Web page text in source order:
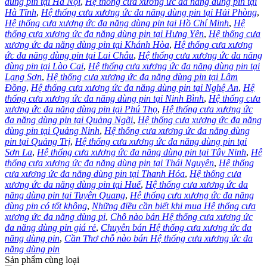
Hà Tĩnh, Hệ thống cưa xương ức đa năng dùng pin tại Hải Phòng,
Hệ thống cưa xương ức đa năng dùng pin tại Hồ Chí Minh, Hệ
thống cưa xương ức đa năng dùng pin tại Hưng Yên, Hệ thống cưa
xương ức đa năng dùng pin tại Khánh Hòa, Hệ thống cưa xương
ức đa năng dùng pin tại Lai Châu, Hệ thống cưa xương ức đa năng
dùng pin tại Lào Cai, Hệ thống cưa xương ức đa năng dùng pin tại
Lạng Sơn, Hệ thống cưa xương ức đa năng dùng pin tại Lâm
Đồng, Hệ thống cưa xương ức đa năng dùng pin tại Nghệ An, Hệ
thống cưa xương ức đa năng dùng pin tại Ninh Bình, Hệ thống cưa
xương ức đa năng dùng pin tại Phú Thọ, Hệ thống cưa xương ức
đa năng dùng pin tại Quảng Ngãi, Hệ thống cưa xương ức đa năng
dùng pin tại Quảng Ninh, Hệ thống cưa xương ức đa năng dùng
pin tại Quảng Trị, Hệ thống cưa xương ức đa năng dùng pin tại
Sơn La, Hệ thống cưa xương ức đa năng dùng pin tại Tây Ninh, Hệ
thống cưa xương ức đa năng dùng pin tại Thái Nguyên, Hệ thống
cưa xương ức đa năng dùng pin tại Thanh Hóa, Hệ thống cưa
xương ức đa năng dùng pin tại Huế, Hệ thống cưa xương ức đa
năng dùng pin tại Tuyên Quang, Hệ thống cưa xương ức đa năng
dùng pin có tốt không, Những điều cần biết khi mua Hệ thống cưa
xương ức đa năng dùng pi, Chỗ nào bán Hệ thống cưa xương ức
đa năng dùng pin giá rẻ, Chuyên bán Hệ thống cưa xương ức đa
năng dùng pin, Cần Thơ chỗ nào bán Hệ thống cưa xương ức đa
năng dùng pin
Sản phẩm cùng loại